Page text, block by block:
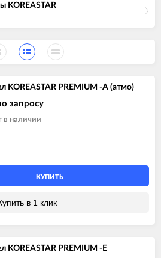
KOREASTAR
KOREASTAR PREMIUM -A (атмо)
запросу
в наличии
КУПИТЬ
в 1 клик
KOREASTAR PREMIUM -E